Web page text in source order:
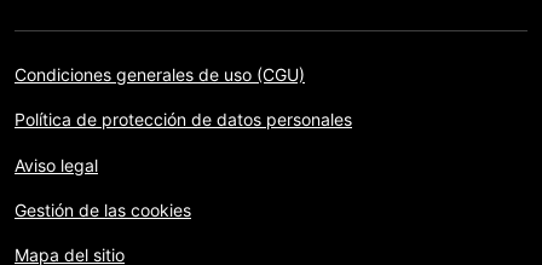
Condiciones generales de uso (CGU)
Política de protección de datos personales
Aviso legal
Gestión de las cookies
Mapa del sitio